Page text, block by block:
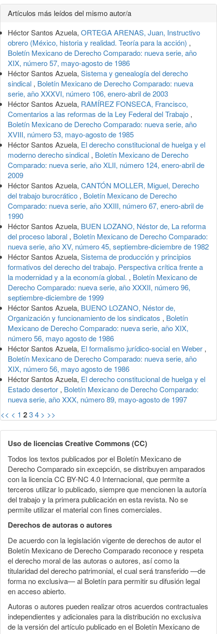
Detalles
del
artículo
Artículos más leídos del mismo autor/a
Héctor Santos Azuela, ORTEGA ARENAS, Juan, Instructivo
obrero (México, historia y realidad. Teoría para la acción) ,
Boletín Mexicano de Derecho Comparado: nueva serie, año
XIX, número 57, mayo-agosto de 1986
Héctor Santos Azuela, Sistema y genealogía del derecho
sindical , Boletín Mexicano de Derecho Comparado: nueva
serie, año XXXVI, número 106, enero-abril de 2003
Héctor Santos Azuela, RAMÍREZ FONSECA, Francisco,
Comentarios a las reformas de la Ley Federal del Trabajo ,
Boletín Mexicano de Derecho Comparado: nueva serie, año
XVIII, número 53, mayo-agosto de 1985
Héctor Santos Azuela, El derecho constitucional de huelga y el
moderno derecho sindical , Boletín Mexicano de Derecho
Comparado: nueva serie, año XLII, número 124, enero-abril de
2009
Héctor Santos Azuela, CANTÓN MOLLER, Miguel, Derecho
del trabajo burocrático , Boletín Mexicano de Derecho
Comparado: nueva serie, año XXIII, número 67, enero-abril de
1990
Héctor Santos Azuela, BUEN LOZANO, Néstor de, La reforma
del proceso laboral , Boletín Mexicano de Derecho Comparado:
nueva serie, año XV, número 45, septiembre-diciembre de 1982
Héctor Santos Azuela, Sistema de producción y principios
formativos del derecho del trabajo. Perspectiva crítica frente a
la modernidad y a la economía global. , Boletín Mexicano de
Derecho Comparado: nueva serie, año XXXII, número 96,
septiembre-diciembre de 1999
Héctor Santos Azuela, BUENO LOZANO, Néstor de,
Organización y funcionamiento de los sindicatos , Boletín
Mexicano de Derecho Comparado: nueva serie, año XIX,
número 56, mayo agosto de 1986
Héctor Santos Azuela, El formalismo jurídico-social en Weber ,
Boletín Mexicano de Derecho Comparado: nueva serie, año
XIX, número 56, mayo agosto de 1986
Héctor Santos Azuela, El derecho constitucional de huelga y el
Estado desertor , Boletín Mexicano de Derecho Comparado:
nueva serie, año XXX, número 89, mayo-agosto de 1997
<< < 1 234 > >>
Uso de licencias Creative Commons (CC)
Todos los textos publicados por el Boletín Mexicano de
Derecho Comparado sin excepción, se distribuyen amparados
con la licencia CC BY-NC 4.0 Internacional, que permite a
terceros utilizar lo publicado, siempre que mencionen la autoría
del trabajo y la primera publicación en esta revista. No se
permite utilizar el material con fines comerciales.
Derechos de autoras o autores
De acuerdo con la legislación vigente de derechos de autor el
Boletín Mexicano de Derecho Comparado reconoce y respeta
el derecho moral de las autoras o autores, así como la
titularidad del derecho patrimonial, el cual será transferido —de
forma no exclusiva— al Boletín para permitir su difusión legal
en acceso abierto.
Autoras o autores pueden realizar otros acuerdos contractuales
independientes y adicionales para la distribución no exclusiva
de la versión del artículo publicado en el Boletín Mexicano de